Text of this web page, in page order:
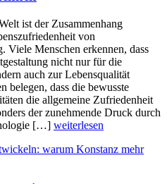
ist der Zusammenhang
von
Viele Menschen erkennen, dass
nicht nur für die
auch zur Lebensqualität
belegen, dass die bewusste
die allgemeine Zufriedenheit
der zunehmende Druck durch
[…] weiterlesen